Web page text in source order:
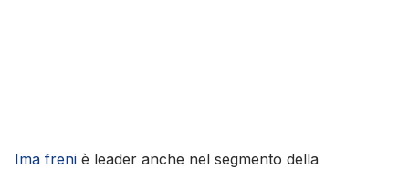
Ima freni è leader anche nel segmento della